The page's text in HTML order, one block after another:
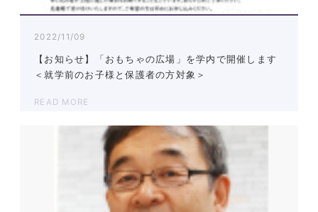
2022/11/09
【お知らせ】「おもちゃの広場」を学内で開催します
＜就学前のお子様と保護者の方対象＞
READ MORE